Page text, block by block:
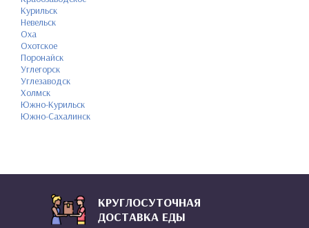
Курильск
Невельск
Оха
Охотское
Поронайск
Углегорск
Углезаводск
Холмск
Южно-Курильск
Южно-Сахалинск
КРУГЛОСУТОЧНАЯ
ДОСТАВКА ЕДЫ